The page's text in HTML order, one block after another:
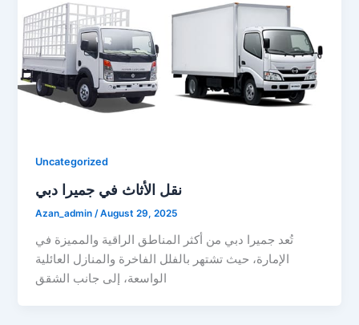
Uncategorized
نقل الأثاث في جميرا دبي
Azan_admin/August 29, 2025
تُعد جميرا دبي من أكثر المناطق الراقية والمميزة في
الإمارة، حيث تشتهر بالفلل الفاخرة والمنازل العائلية
الواسعة، إلى جانب الشقق